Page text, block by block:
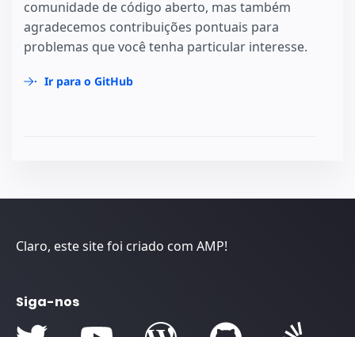
comunidade de código aberto, mas também
agradecemos contribuições pontuais para
problemas que você tenha particular interesse.
Ir para o GitHub
Claro, este site foi criado com AMP!
Siga-nos